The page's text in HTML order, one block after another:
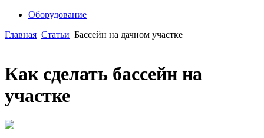
Оборудование
Главная Статьи Бассейн на дачном участке
Как сделать бассейн на
участке